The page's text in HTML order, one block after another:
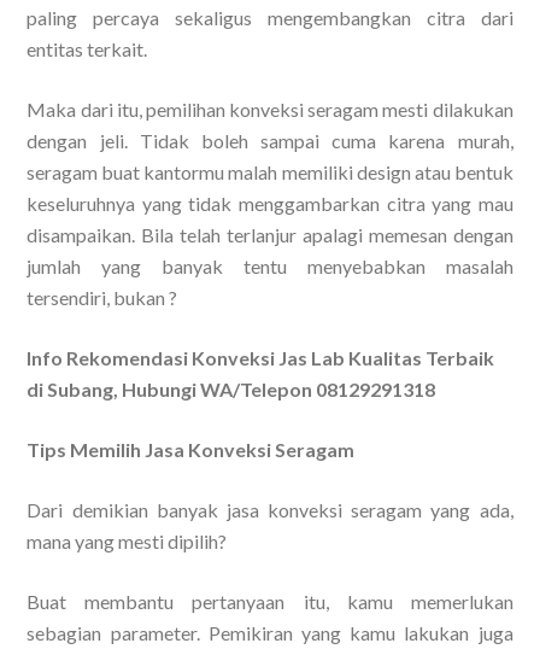
paling percaya sekaligus mengembangkan citra dari
entitas terkait.
Maka dari itu, pemilihan konveksi seragam mesti dilakukan
dengan jeli. Tidak boleh sampai cuma karena murah,
seragam buat kantormu malah memiliki design atau bentuk
keseluruhnya yang tidak menggambarkan citra yang mau
disampaikan. Bila telah terlanjur apalagi memesan dengan
jumlah yang banyak tentu menyebabkan masalah
tersendiri, bukan ?
Info Rekomendasi Konveksi Jas Lab Kualitas Terbaik
di Subang, Hubungi WA/Telepon 08129291318
Tips Memilih Jasa Konveksi Seragam
Dari demikian banyak jasa konveksi seragam yang ada,
mana yang mesti dipilih?
Buat membantu pertanyaan itu, kamu memerlukan
sebagian parameter. Pemikiran yang kamu lakukan juga